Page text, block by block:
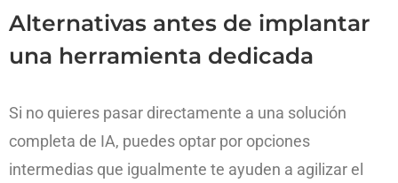
Alternativas antes de implantar
una herramienta dedicada
Si no quieres pasar directamente a una solución
completa de IA, puedes optar por opciones
intermedias que igualmente te ayuden a agilizar el